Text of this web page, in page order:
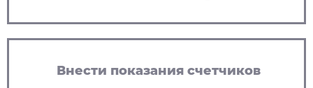
Внести показания счетчиков